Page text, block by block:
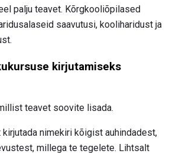
palju teavet. Kõrgkooliõpilased
saavutusi, kooliharidust ja
kirjutamiseks
teavet soovite lisada.
kirjutada nimekiri kõigist auhindadest,
millega te tegelete. Lihtsalt